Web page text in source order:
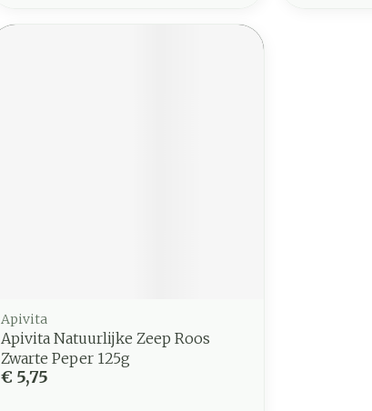
Apivita
Apivita Natuurlijke Zeep Roos
Zwarte Peper 125g
€ 5,75